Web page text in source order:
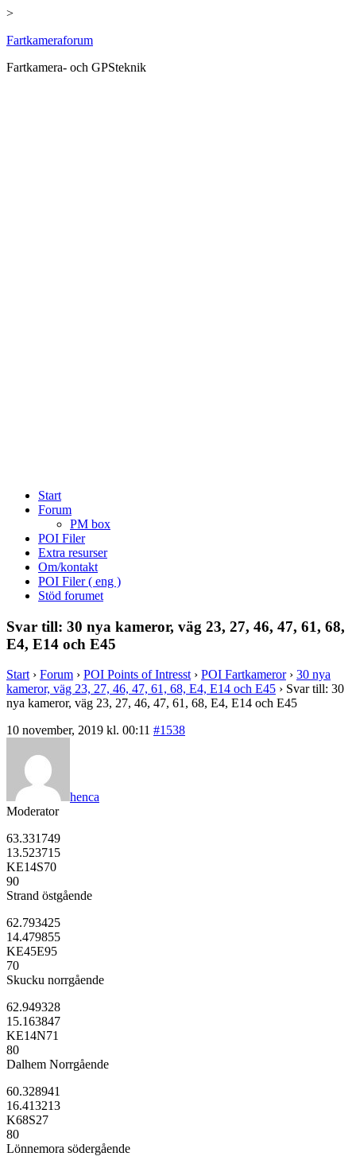
>
Hoppa
innehåll
Fartkameraforum
Fartkamera- och GPSteknik
Start
Forum
PM box
POI Filer
Extra resurser
Om/kontakt
POI Filer ( eng )
Stöd forumet
Svar till: 30 nya kameror, väg 23, 27, 46, 47, 61, 68,
E4, E14 och E45
Start › Forum › POI Points of Intresst › POI Fartkameror › 30 nya
kameror, väg 23, 27, 46, 47, 61, 68, E4, E14 och E45 › Svar till: 30
nya kameror, väg 23, 27, 46, 47, 61, 68, E4, E14 och E45
10 november, 2019 kl. 00:11 #1538
henca
Moderator
63.331749
13.523715
KE14S70
90
Strand östgående
62.793425
14.479855
KE45E95
70
Skucku norrgående
62.949328
15.163847
KE14N71
80
Dalhem Norrgående
60.328941
16.413213
K68S27
80
Lönnemora södergående